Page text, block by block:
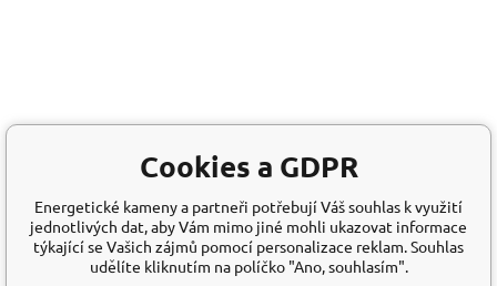
Cookies a GDPR
Energetické kameny a partneři potřebují Váš souhlas k využití
jednotlivých dat, aby Vám mimo jiné mohli ukazovat informace
týkající se Vašich zájmů pomocí personalizace reklam. Souhlas
udělíte kliknutím na políčko "Ano, souhlasím".